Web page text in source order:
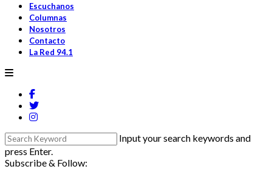
Escuchanos
Columnas
Nosotros
Contacto
La Red 94.1
Input your search keywords and
press Enter.
Subscribe & Follow: